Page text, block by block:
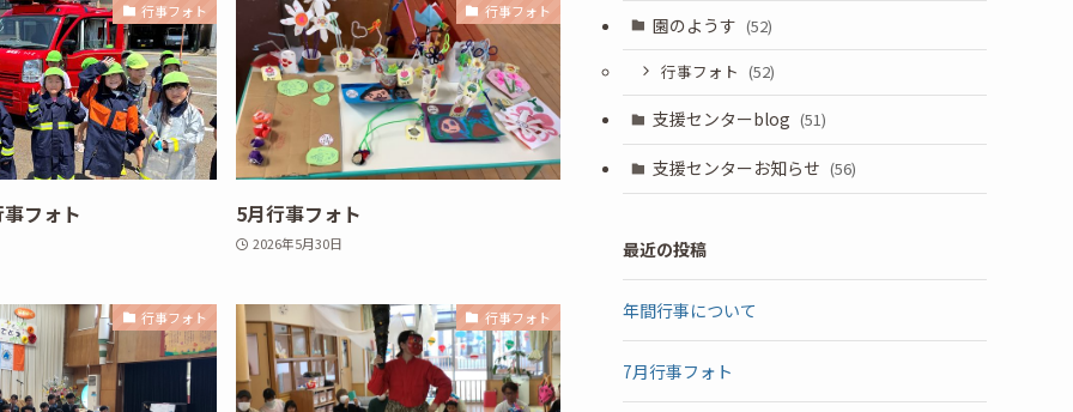
行事フォト
フォト
行事フォト
5月行事フォト
2026年5月30日
行事フォト 行事フォト
園のようす (52)
行事フォト (52)
支援センターblog (51)
支援センターお知らせ (56)
最近の投稿
年間行事について
7月行事フォト